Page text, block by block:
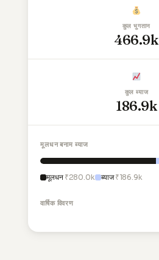
कुल भुगतान
₹466.9k
कुल ब्याज
₹186.9k
मूलधन बनाम ब्याज
मूलधन ₹280.0k ब्याज ₹186.9k
वार्षिक विवरण